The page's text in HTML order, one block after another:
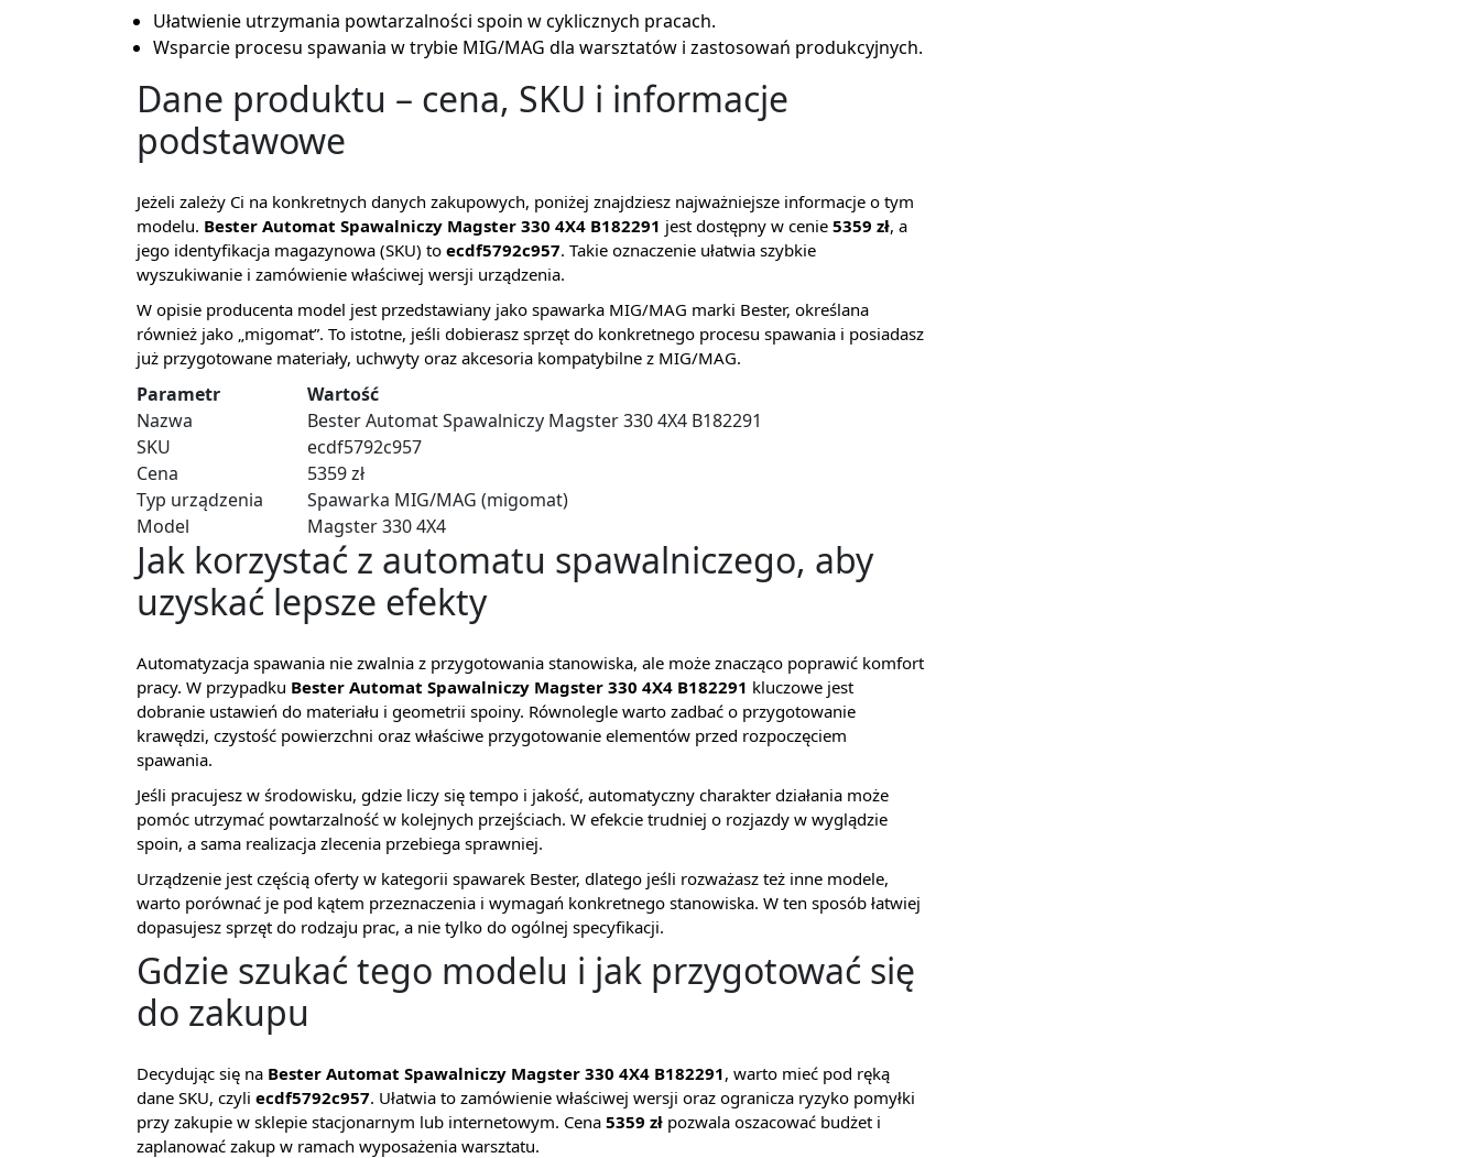
Ułatwienie utrzymania powtarzalności spoin w cyklicznych pracach.
Wsparcie procesu spawania w trybie MIG/MAG dla warsztatów i zastosowań produkcyjnych.
Dane produktu – cena, SKU i informacje
podstawowe
Jeżeli zależy Ci na konkretnych danych zakupowych, poniżej znajdziesz najważniejsze informacje o tym
modelu. Bester Automat Spawalniczy Magster 330 4X4 B182291 jest dostępny w cenie 5359 zł, a
jego identyfikacja magazynowa (SKU) to ecdf5792c957. Takie oznaczenie ułatwia szybkie
wyszukiwanie i zamówienie właściwej wersji urządzenia.
W opisie producenta model jest przedstawiany jako spawarka MIG/MAG marki Bester, określana
również jako „migomat”. To istotne, jeśli dobierasz sprzęt do konkretnego procesu spawania i posiadasz
już przygotowane materiały, uchwyty oraz akcesoria kompatybilne z MIG/MAG.
Parametr
Wartość
Nazwa
Bester Automat Spawalniczy Magster 330 4X4 B182291
SKU
ecdf5792c957
Cena
5359 zł
Typ urządzenia
Spawarka MIG/MAG (migomat)
Model
Magster 330 4X4
Jak korzystać z automatu spawalniczego, aby
uzyskać lepsze efekty
Automatyzacja spawania nie zwalnia z przygotowania stanowiska, ale może znacząco poprawić komfort
pracy. W przypadku Bester Automat Spawalniczy Magster 330 4X4 B182291 kluczowe jest
dobranie ustawień do materiału i geometrii spoiny. Równolegle warto zadbać o przygotowanie
krawędzi, czystość powierzchni oraz właściwe przygotowanie elementów przed rozpoczęciem
spawania.
Jeśli pracujesz w środowisku, gdzie liczy się tempo i jakość, automatyczny charakter działania może
pomóc utrzymać powtarzalność w kolejnych przejściach. W efekcie trudniej o rozjazdy w wyglądzie
spoin, a sama realizacja zlecenia przebiega sprawniej.
Urządzenie jest częścią oferty w kategorii spawarek Bester, dlatego jeśli rozważasz też inne modele,
warto porównać je pod kątem przeznaczenia i wymagań konkretnego stanowiska. W ten sposób łatwiej
dopasujesz sprzęt do rodzaju prac, a nie tylko do ogólnej specyfikacji.
Gdzie szukać tego modelu i jak przygotować się
do zakupu
Decydując się na Bester Automat Spawalniczy Magster 330 4X4 B182291, warto mieć pod ręką
dane SKU, czyli ecdf5792c957. Ułatwia to zamówienie właściwej wersji oraz ogranicza ryzyko pomyłki
przy zakupie w sklepie stacjonarnym lub internetowym. Cena 5359 zł pozwala oszacować budżet i
zaplanować zakup w ramach wyposażenia warsztatu.